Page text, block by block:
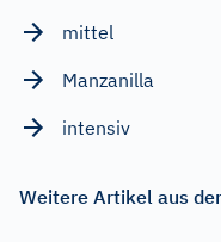
mittel
Manzanilla
intensiv
Weitere Artikel aus